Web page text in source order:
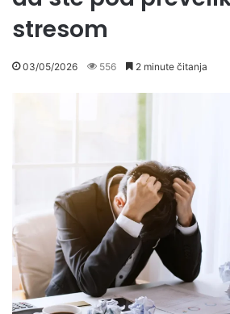
stresom
03/05/2026 556 2 minute čitanja